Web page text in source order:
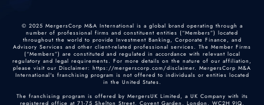
© 2025 MergersCorp M&A International is a global brand operating through a
number of professional firms and constituent entities (“Members”) located
throughout the world to provide Investment Banking, Corporate Finance, and
Advisory Services and other client-related professional services. The Member Firms
(“Members”) are constituted and regulated in accordance with relevant local
regulatory and legal requirements. For more details on the nature of our affiliation,
please visit our Disclaimer: https://mergerscorp.com/disclaimer. MergersCorp M&A
International's franchising program is not offered to individuals or entities located
in the United States.
The franchising program is offered by MergersUK Limited, a UK Company with its
registered office at 71-75 Shelton Street, Covent Garden, London, WC2H 9JQ,